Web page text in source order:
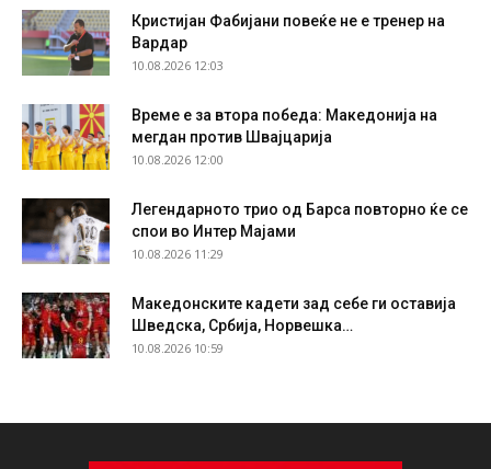
Кристијан Фабијани повеќе не е тренер на
Вардар
10.08.2026 12:03
Време е за втора победа: Македонија на
мегдан против Швајцарија
10.08.2026 12:00
Легендарното трио од Барса повторно ќе се
спои во Интер Мајами
10.08.2026 11:29
Македонските кадети зад себе ги оставија
Шведска, Србија, Норвешка…
10.08.2026 10:59